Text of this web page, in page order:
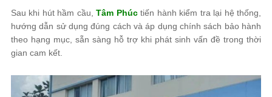
Sau khi hút hầm cầu,Tâm Phúctiến hành kiểm tra lại hệ thống,
hướng dẫn sử dụng đúng cách và áp dụng chính sách bảo hành
theo hạng mục, sẵn sàng hỗ trợ khi phát sinh vấn đề trong thời
gian cam kết.